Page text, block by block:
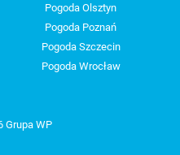
Pogoda Olsztyn
Pogoda Poznań
Pogoda Szczecin
Pogoda Wrocław
Grupa WP